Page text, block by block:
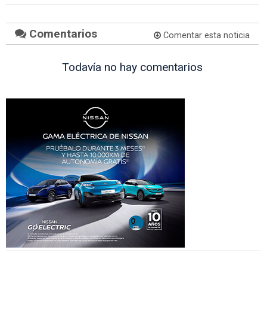
Comentarios Comentar esta noticia
Todavía no hay comentarios